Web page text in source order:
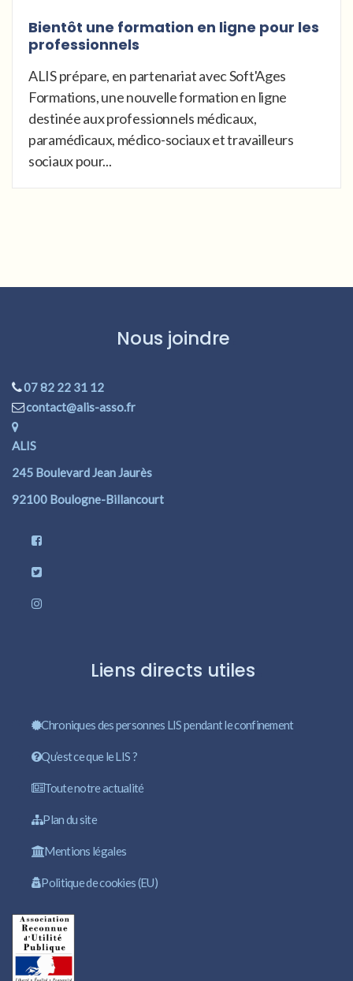
Bientôt une formation en ligne pour les
professionnels
ALIS prépare, en partenariat avec Soft'Ages
Formations, une nouvelle formation en ligne
destinée aux professionnels médicaux,
paramédicaux, médico-sociaux et travailleurs
sociaux pour...
Nous joindre
07 82 22 31 12
contact@alis-asso.fr
ALIS
245 Boulevard Jean Jaurès
92100 Boulogne-Billancourt
Liens directs utiles
Chroniques des personnes LIS pendant le confinement
Qu’est ce que le LIS ?
Toute notre actualité
Plan du site
Mentions légales
Politique de cookies (EU)